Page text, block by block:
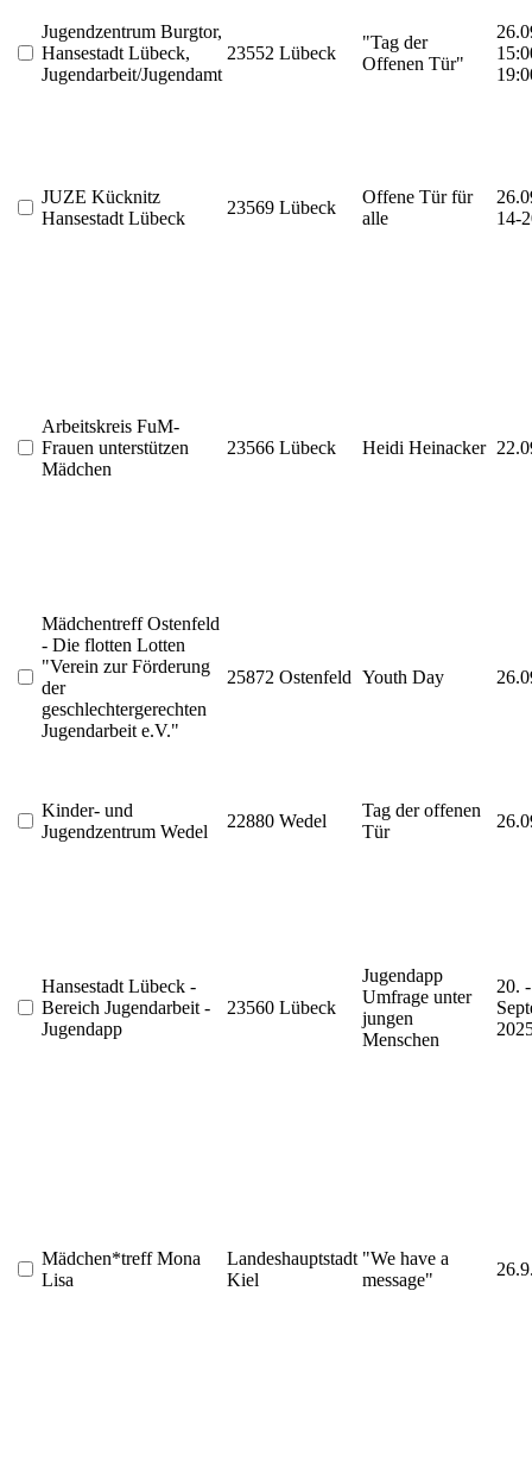
Jugendzentrum Burgtor,
Hansestadt Lübeck,
Jugendarbeit/Jugendamt
23552 Lübeck
"Tag der
Offenen Tür"
JUZE Kücknitz
Hansestadt Lübeck
23569 Lübeck
Offene Tür für
alle
14-
Arbeitskreis FuM-
Frauen unterstützen
Mädchen
23566 Lübeck Heidi Heinacker
Mädchentreff Ostenfeld
- Die flotten Lotten
"Verein zur Förderung
der
geschlechtergerechten
Jugendarbeit e.V."
25872 Ostenfeld Youth Day
Kinder- und
Jugendzentrum Wedel
22880 Wedel
Tag der offenen
Tür
Hansestadt Lübeck -
Bereich Jugendarbeit -
Jugendapp
23560 Lübeck
Jugendapp
Umfrage unter
jungen
Menschen
20.
Mädchen*treff Mona
Lisa
Landeshauptstadt
Kiel
"We have a
message"